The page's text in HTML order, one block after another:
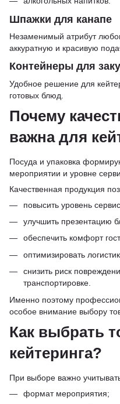
Шпажки для канапе
Незаменимый атрибут
аккуратную и красивую
Контейнеры для
Удобное решение для
готовых блюд.
Почему
важна для
Посуда и упаковка
мероприятии и уровне
Качественная продукция
повысить уровень
улучшить презентацию
обеспечить комфорт
оптимизировать
снизить риск
транспортировке.
Именно поэтому
особое внимание выбору
Как выбрать
кейтеринга?
При выборе важно
формат мероприятия;